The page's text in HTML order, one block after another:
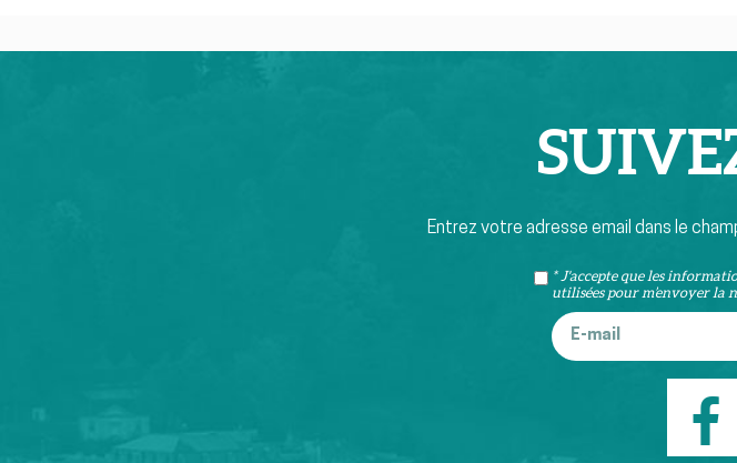
Entrez votre adresse email dans le
* J'accepte que les
utilisées pour m’envoyer la